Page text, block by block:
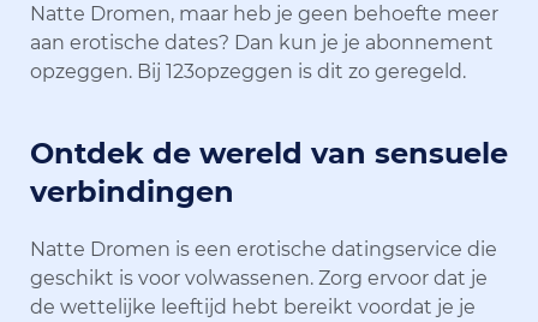
Natte Dromen, maar heb je geen behoefte meer
aan erotische dates? Dan kun je je abonnement
opzeggen. Bij 123opzeggen is dit zo geregeld.
Ontdek de wereld van sensuele
verbindingen
Natte Dromen is een erotische datingservice die
geschikt is voor volwassenen. Zorg ervoor dat je
de wettelijke leeftijd hebt bereikt voordat je je